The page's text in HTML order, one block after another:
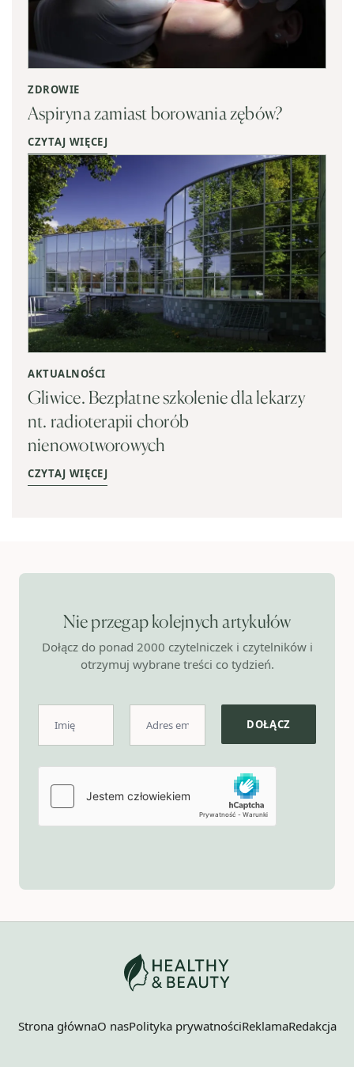
ZDROWIE
Aspiryna zamiast borowania zębów?
CZYTAJ WIĘCEJ
AKTUALNOŚCI
Gliwice. Bezpłatne szkolenie dla lekarzy
nt. radioterapii chorób
nienowotworowych
CZYTAJ WIĘCEJ
Nie przegap kolejnych artykułów
Dołącz do ponad 2000 czytelniczek i czytelników i
otrzymuj wybrane treści co tydzień.
Strona głównaO nasPolityka prywatnościReklamaRedakcja